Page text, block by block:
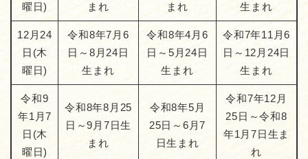
曜日)
まれ
まれ
生まれ
12月24
日(木
曜日)
令和8年7月6
日～8月24日
生まれ
令和8年4月6
日～5月24日
生まれ
令和7年11月6
日～12月24日
生まれ
令和9
年1月7
日(木
曜日)
令和8年8月25
日～9月7日生
まれ
令和8年5月
25日～6月7
日生まれ
令和7年12月
25日～令和8
年1月7日生ま
れ